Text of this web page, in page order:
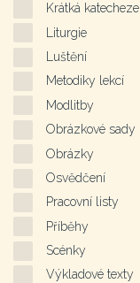
Krátká katecheze
Liturgie
Luštění
Metodiky lekcí
Modlitby
Obrázkové sady
Obrázky
Osvědčení
Pracovní listy
Příběhy
Scénky
Výkladové texty